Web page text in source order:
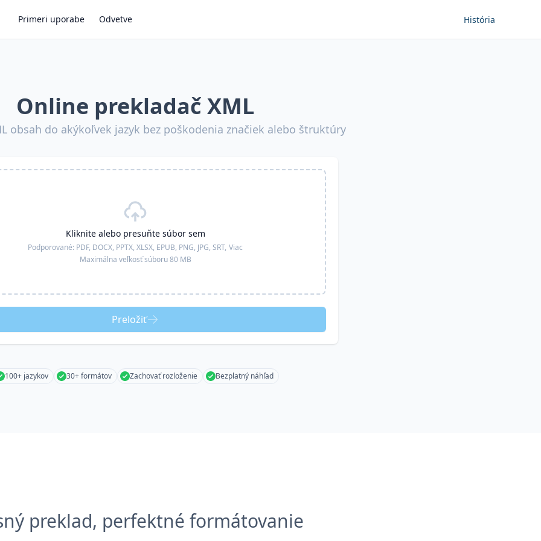
Primeri uporabe Odvetve História
Online prekladač XML
obsah do akýkoľvek jazyk bez poškodenia značiek alebo štruktúry
Kliknite alebo presuňte súbor sem
Podporované: PDF, DOCX, PPTX, XLSX, EPUB, PNG, JPG, SRT, Viac
Maximálna veľkosť súboru 80 MB
Preložiť
100+ jazykov 30+ formátov Zachovať rozloženie Bezplatný náhľad
preklad, perfektné formátovanie